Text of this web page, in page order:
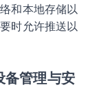
和本地存储以
时允许推送以
备管理与安